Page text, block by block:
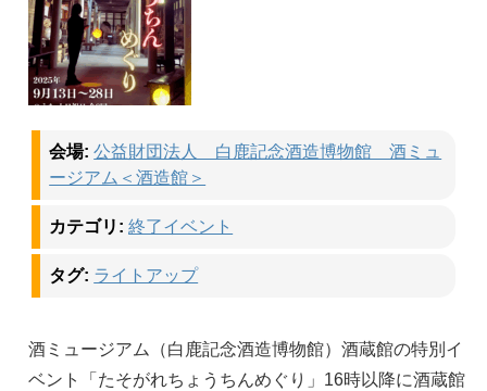
会場: 公益財団法人 白鹿記念酒造博物館 酒ミュ
ージアム＜酒造館＞
カテゴリ: 終了イベント
タグ: ライトアップ
酒ミュージアム（白鹿記念酒造博物館）酒蔵館の特別イ
ベント「たそがれちょうちんめぐり」16時以降に酒蔵館